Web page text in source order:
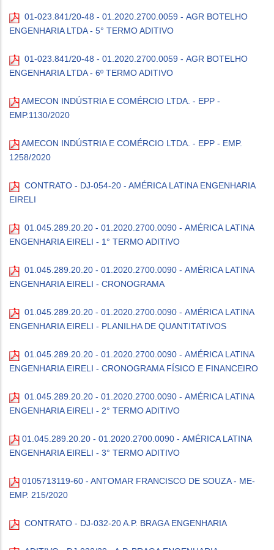
01-023.841/20-48 - 01.2020.2700.0059 - AGR BOTELHO
ENGENHARIA LTDA - 5° TERMO ADITIVO
01-023.841/20-48 - 01.2020.2700.0059 - AGR BOTELHO
ENGENHARIA LTDA - 6º TERMO ADITIVO
AMECON INDÚSTRIA E COMÉRCIO LTDA. - EPP -
EMP.1130/2020
AMECON INDÚSTRIA E COMÉRCIO LTDA. - EPP - EMP.
1258/2020
CONTRATO - DJ-054-20 - AMÉRICA LATINA ENGENHARIA
EIRELI
01.045.289.20.20 - 01.2020.2700.0090 - AMÉRICA LATINA
ENGENHARIA EIRELI - 1° TERMO ADITIVO
01.045.289.20.20 - 01.2020.2700.0090 - AMÉRICA LATINA
ENGENHARIA EIRELI - CRONOGRAMA
01.045.289.20.20 - 01.2020.2700.0090 - AMÉRICA LATINA
ENGENHARIA EIRELI - PLANILHA DE QUANTITATIVOS
01.045.289.20.20 - 01.2020.2700.0090 - AMÉRICA LATINA
ENGENHARIA EIRELI - CRONOGRAMA FÍSICO E FINANCEIRO
01.045.289.20.20 - 01.2020.2700.0090 - AMÉRICA LATINA
ENGENHARIA EIRELI - 2° TERMO ADITIVO
01.045.289.20.20 - 01.2020.2700.0090 - AMÉRICA LATINA
ENGENHARIA EIRELI - 3° TERMO ADITIVO
0105713119-60 - ANTOMAR FRANCISCO DE SOUZA - ME-
EMP. 215/2020
CONTRATO - DJ-032-20 A.P. BRAGA ENGENHARIA